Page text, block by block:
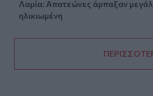
Λαμία: Απατεώνες άρπαξαν
ηλικιωμένη